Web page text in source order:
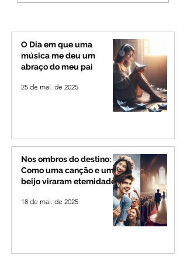
mas partido nega
de Minas
O Dia em que uma
música me deu um
abraço do meu pai
25 de mai. de 2025
Nos ombros do destino:
Como uma canção e um
beijo viraram eternidade
18 de mai. de 2025